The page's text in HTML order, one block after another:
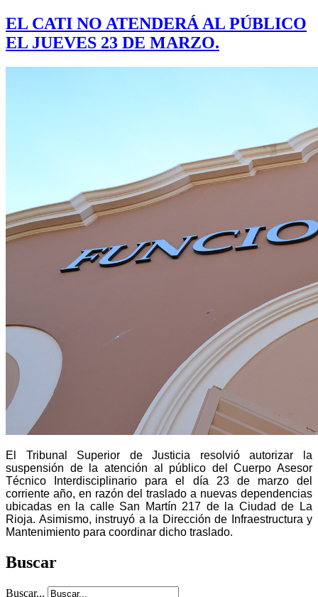
EL CATI NO ATENDERÁ AL PÚBLICO
EL JUEVES 23 DE MARZO.
El Tribunal Superior de Justicia resolvió autorizar la
suspensión de la atención al público del Cuerpo Asesor
Técnico Interdisciplinario para el día 23 de marzo del
corriente año, en razón del traslado a nuevas dependencias
ubicadas en la calle San Martín 217 de la Ciudad de La
Rioja. Asimismo, instruyó a la Dirección de Infraestructura y
Mantenimiento para coordinar dicho traslado.
Buscar
Buscar...